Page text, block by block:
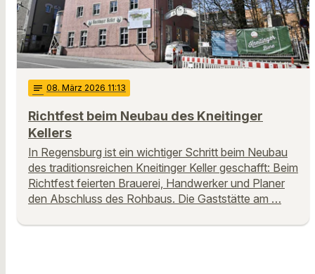
notes 08. März 2026 11:13
Richtfest beim Neubau des Kneitinger
Kellers
In Regensburg ist ein wichtiger Schritt beim Neubau
des traditionsreichen Kneitinger Keller geschafft: Beim
Richtfest feierten Brauerei, Handwerker und Planer
den Abschluss des Rohbaus. Die Gaststätte am …